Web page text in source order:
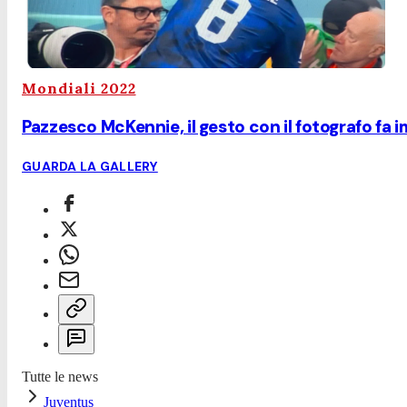
Mondiali 2022
Pazzesco McKennie, il gesto con il fotografo fa
GUARDA LA GALLERY
Tutte le news
Juventus